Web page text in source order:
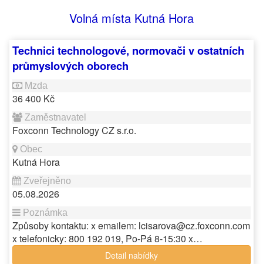
Volná místa Kutná Hora
Technici technologové, normovači v ostatních
průmyslových oborech
36 400 Kč
Foxconn Technology CZ s.r.o.
Kutná Hora
05.08.2026
Způsoby kontaktu: x emailem: lcisarova@cz.foxconn.com
x telefonicky: 800 192 019, Po-Pá 8-15:30 x…
Detail nabídky